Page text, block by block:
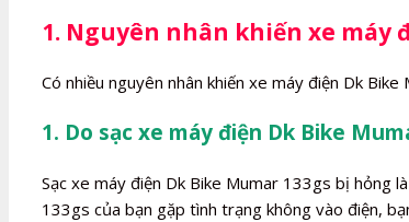
1. Nguyên nhân khiến xe máy
Có nhiều nguyên nhân khiến xe máy điện Dk
1. Do sạc xe máy điện Dk Bike
Sạc xe máy điện Dk Bike Mumar 133gs bị hỏng
133gs của bạn gặp tình trạng không vào điện,